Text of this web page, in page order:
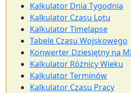
Kalkulator Dnia Tygodnia
Kalkulator Czasu Lotu
Kalkulator Timelapse
Tabele Czasu Wojskowego
Konwerter Dziesiętny na
Kalkulator Różnicy Wieku
Kalkulator Terminów
Kalkulator Czasu Pracy